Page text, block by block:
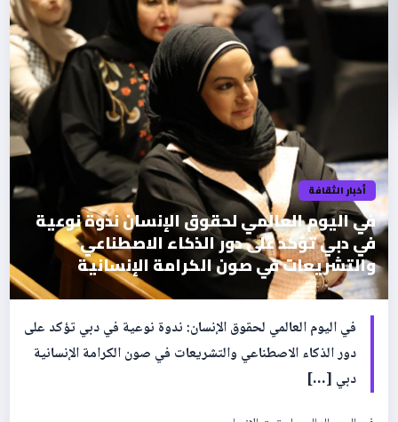
أخبار الثقافة
في اليوم العالمي لحقوق الإنسان ندوة نوعية
في دبي تؤكد على دور الذكاء الاصطناعي
والتشريعات في صون الكرامة الإنسانية
في اليوم العالمي لحقوق الإنسان: ندوة نوعية في دبي تؤكد على
دور الذكاء الاصطناعي والتشريعات في صون الكرامة الإنسانية
دبي […]